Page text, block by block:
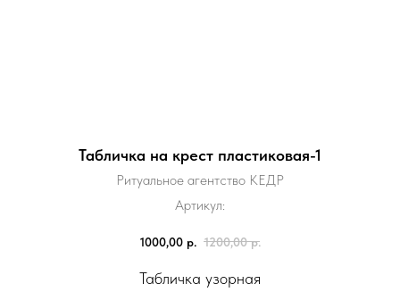
Табличка на крест пластиковая-1
Ритуальное агентство КЕДР
Артикул:
1000,00 р. 1200,00 р.
Табличка узорная